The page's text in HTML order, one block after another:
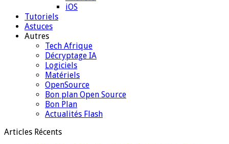
iOS
Tutoriels
Astuces
Autres
Tech Afrique
Décryptage IA
Logiciels
Matériels
OpenSource
Bon plan Open Source
Bon Plan
Actualités Flash
Articles Récents